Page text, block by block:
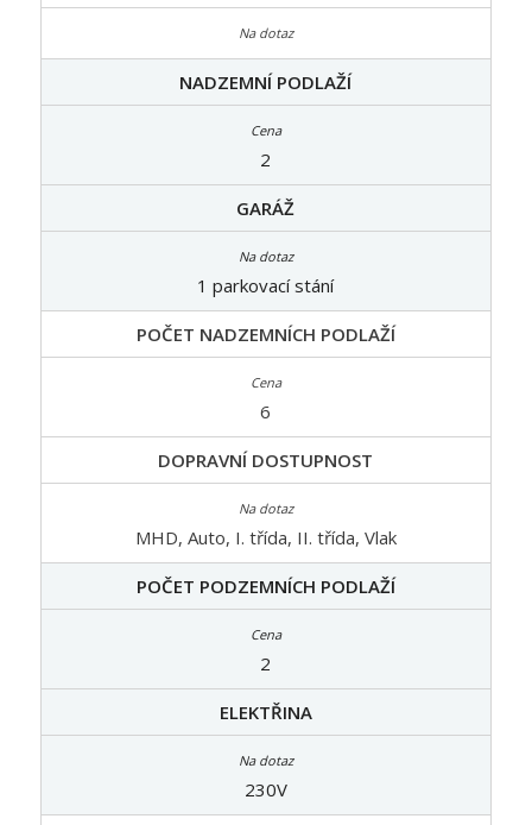
NADZEMNÍ PODLAŽÍ
2
GARÁŽ
1 parkovací stání
POČET NADZEMNÍCH PODLAŽÍ
6
DOPRAVNÍ DOSTUPNOST
MHD, Auto, I. třída, II. třída, Vlak
POČET PODZEMNÍCH PODLAŽÍ
2
ELEKTŘINA
230V